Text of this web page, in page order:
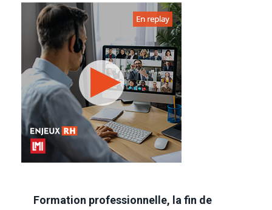
Formation professionnelle, la fin de